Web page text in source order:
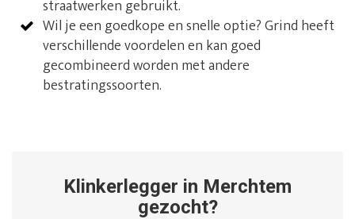
straatwerken gebruikt.
Wil je een goedkope en snelle optie? Grind heeft
verschillende voordelen en kan goed
gecombineerd worden met andere
bestratingssoorten.
Klinkerlegger in Merchtem
gezocht?